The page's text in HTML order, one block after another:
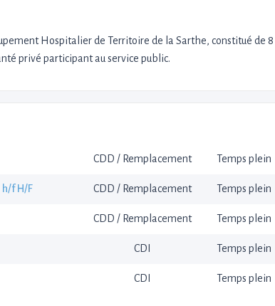
Hospitalier de Territoire de la Sarthe, constitué de 8
privé participant au service public.
CDD / Remplacement Temps plein
f H/F CDD / Remplacement Temps plein
CDD / Remplacement Temps plein
CDI Temps plein
CDI Temps plein